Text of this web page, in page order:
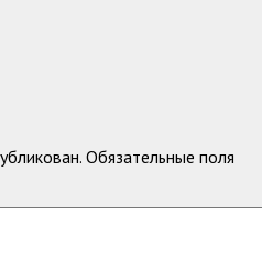
Обязательные поля